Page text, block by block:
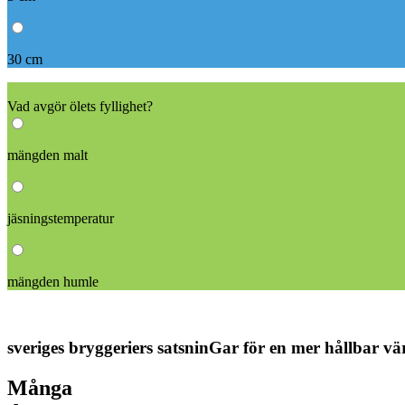
30 cm
Vad avgör ölets fyllighet?
mängden malt
jäsningstemperatur
mängden humle
sveriges bryggeriers satsninGar för en mer hållbar
Många